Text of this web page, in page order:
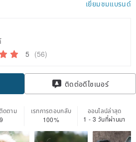
เยี่ยมชมแบรนด์
5 (56)
ติดต่อดีไซเนอร์
ดตาม
เรทการตอบกลับ
100%
ออนไลน์ล่าสุด
1 - 3 วันที่ผ่านมา